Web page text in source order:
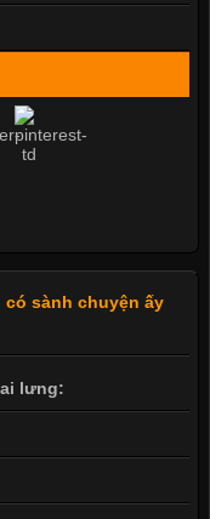
sành chuyện ấy
lưng: